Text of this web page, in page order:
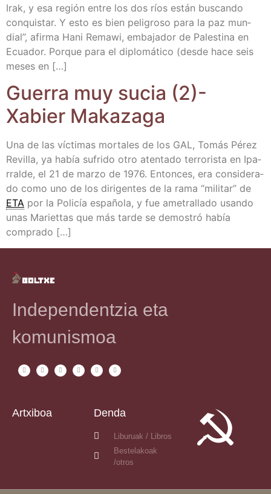
Irak, y esa región entre los dos ríos están bus­can­do
con­quis­tar. Y esto es bien peli­gro­so para la paz mun­
dial”, afir­ma Hani Rema­wi, emba­ja­dor de Pales­ti­na en
Ecua­dor. Por­que para el diplo­má­ti­co (des­de hace seis
meses en […]
Gue­rra muy sucia (2)-
Xabier Makazaga
Una de las víc­ti­mas mor­ta­les de los GAL, Tomás Pérez
Revi­lla, ya había sufri­do otro aten­ta­do terro­ris­ta en Ipa­
rral­de, el 21 de mar­zo de 1976. Enton­ces, era con­si­de­ra­
do como uno de los diri­gen­tes de la rama “mili­tar” de
ETA por la Poli­cía espa­ño­la, y fue ame­tra­lla­do usan­do
unas Mariet­tas que más tar­de se demos­tró había
comprado […]
Independentzia eta
komunismoa
Artxiboa Denda
Liburuak / Libros
Bestelakoak
/otros